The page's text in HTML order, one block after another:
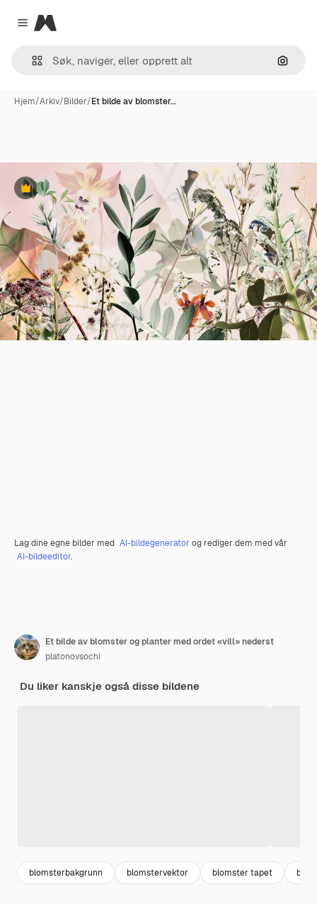
Close menu
Magnific
Søk
Hjem/Arkiv/Bilder/Et bilde av blomster…
Premium
Lag dine egne bilder med AI-bildegenerator og rediger dem med vår
AI-bildeeditor.
Et bilde av blomster og planter med ordet «vill» nederst
platonovsochi
Du liker kanskje også disse bildene
blomsterbakgrunn blomstervektor blomster tapet